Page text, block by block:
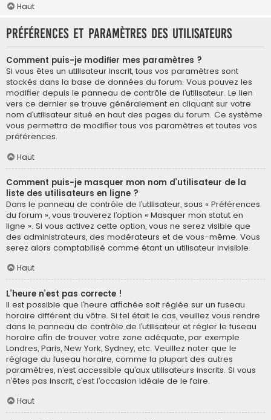
Haut
Préférences et paramètres des utilisateurs
Comment puis-je modifier mes paramètres ?
Si vous êtes un utilisateur inscrit, tous vos paramètres sont
stockés dans la base de données du forum. Vous pouvez les
modifier depuis le panneau de contrôle de l’utilisateur. Le lien
vers ce dernier se trouve généralement en cliquant sur votre
nom d’utilisateur situé en haut des pages du forum. Ce système
vous permettra de modifier tous vos paramètres et toutes vos
préférences.
Haut
Comment puis-je masquer mon nom d’utilisateur de la
liste des utilisateurs en ligne ?
Dans le panneau de contrôle de l’utilisateur, sous « Préférences
du forum », vous trouverez l’option « Masquer mon statut en
ligne ». Si vous activez cette option, vous ne serez visible que
des administrateurs, des modérateurs et de vous-même. Vous
serez alors comptabilisé comme étant un utilisateur invisible.
Haut
L’heure n’est pas correcte !
Il est possible que l’heure affichée soit réglée sur un fuseau
horaire différent du vôtre. Si tel était le cas, veuillez vous rendre
dans le panneau de contrôle de l’utilisateur et régler le fuseau
horaire afin de trouver votre zone adéquate, par exemple
Londres, Paris, New York, Sydney, etc. Veuillez noter que le
réglage du fuseau horaire, comme la plupart des autres
paramètres, n’est accessible qu’aux utilisateurs inscrits. Si vous
n’êtes pas inscrit, c’est l’occasion idéale de le faire.
Haut